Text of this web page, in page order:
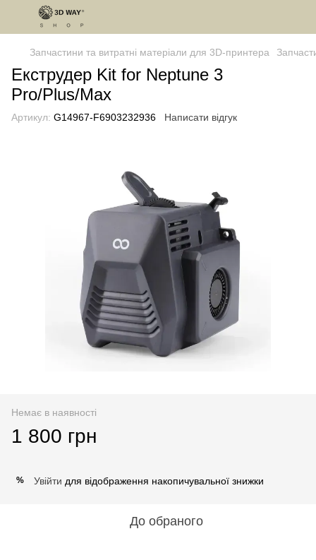
Запчастини та витратні матеріали для 3D-принтера
Екструдер Kit for Neptune 3
Pro/Plus/Max
Артикул: G14967-F6903232936 Написати відгук
Немає в наявності
1 800 грн
% Увійти для відображення накопичувальної знижки
До обраного